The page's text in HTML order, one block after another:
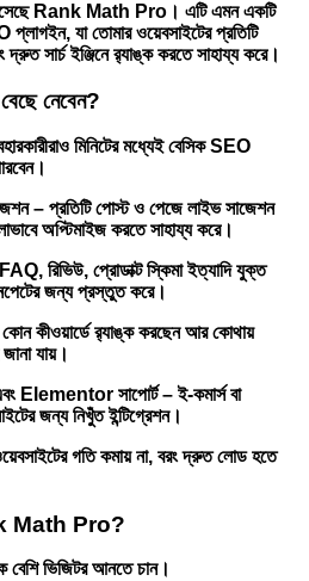
Rank Math Pro। এটি এমন একটি
যা তোমার ওয়েবসাইটের প্রতিটি
সার্চ ইঞ্জিনে র‌্যাঙ্ক করতে সাহায্য করে।
নেবেন?
মিনিটের মধ্যেই বেসিক SEO
– প্রতিটি পোস্ট ও পেজে লাইভ সাজেশন
অপ্টিমাইজ করতে সাহায্য করে।
রিভিউ, প্রোডাক্ট স্কিমা ইত্যাদি যুক্ত
জন্য প্রস্তুত করে।
কোন কীওয়ার্ডে র‌্যাঙ্ক করছেন আর কোথায়
যায়।
সাপোর্ট – ই-কমার্স বা
জন্য নিখুঁত ইন্টিগ্রেশন।
গতি কমায় না, বরং দ্রুত লোড হতে
Math Pro?
বেশি ভিজিটর আনতে চান।